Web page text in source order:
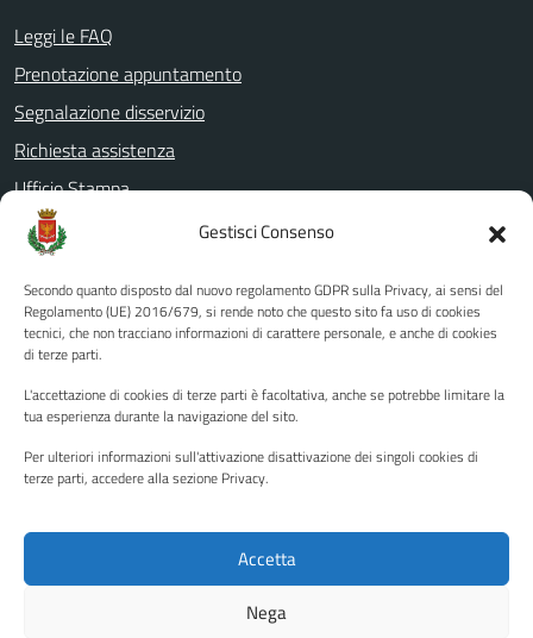
Gestisci Consenso
Secondo quanto disposto dal nuovo regolamento GDPR sulla Privacy, ai sensi del
Regolamento (UE) 2016/679, si rende noto che questo sito fa uso di cookies
tecnici, che non tracciano informazioni di carattere personale, e anche di cookies
di terze parti.
L'accettazione di cookies di terze parti è facoltativa, anche se potrebbe limitare la
tua esperienza durante la navigazione del sito.
Per ulteriori informazioni sull'attivazione disattivazione dei singoli cookies di
terze parti, accedere alla sezione Privacy.
Accetta
Nega
Leggi le FAQ
Prenotazione appuntamento
Segnalazione disservizio
Richiesta assistenza
Ufficio Stampa
Amministrazione Trasparente
Albo pretorio
Informativa privacy
Note legali
Piano di miglioramento del sito
Instagram